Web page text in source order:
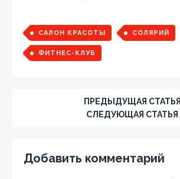
САЛОН КРАСОТЫ СОЛЯРИЙ
ФИТНЕС-КЛУБ
ПРЕДЫДУЩАЯ СТАТЬЯ
СЛЕДУЮЩАЯ СТАТЬЯ
Добавить комментарий